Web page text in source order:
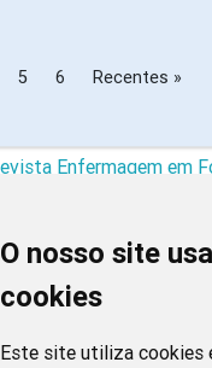
O nosso site usa
cookies
Este site utiliza cookies
5 6 Recentes »